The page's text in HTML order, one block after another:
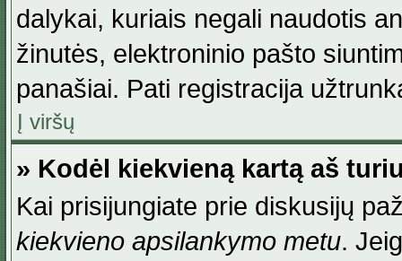
dalykai, kuriais negali naudotis
žinutės, elektroninio pašto
panašiai. Pati registracija
Į viršų
» Kodėl kiekvieną kartą aš
Kai prisijungiate prie diskusijų
kiekvieno apsilankymo metu.